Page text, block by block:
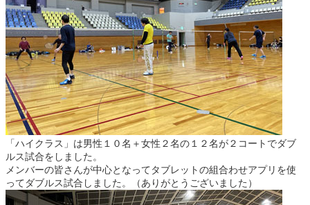
「ハイクラス」は男性１０名＋女性２名の１２名が２コートでダブ
ルス試合をしました。
メンバーの皆さんが中心となってタブレットの組合わせアプリを使
ってダブルス試合しました。（ありがとうございました）